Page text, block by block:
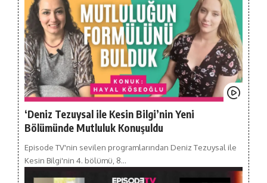
‘Deniz Tezuysal ile Kesin Bilgi’nin Yeni
Bölümünde Mutluluk Konuşuldu
Episode TV'nin sevilen programlarından Deniz Tezuysal ile
Kesin Bilgi'nin 4. bölümü, 8…